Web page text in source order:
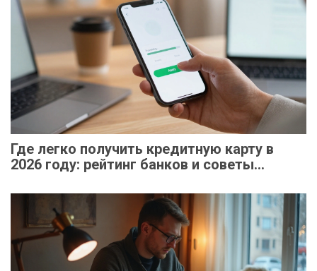
Где легко получить кредитную карту в
2026 году: рейтинг банков и советы